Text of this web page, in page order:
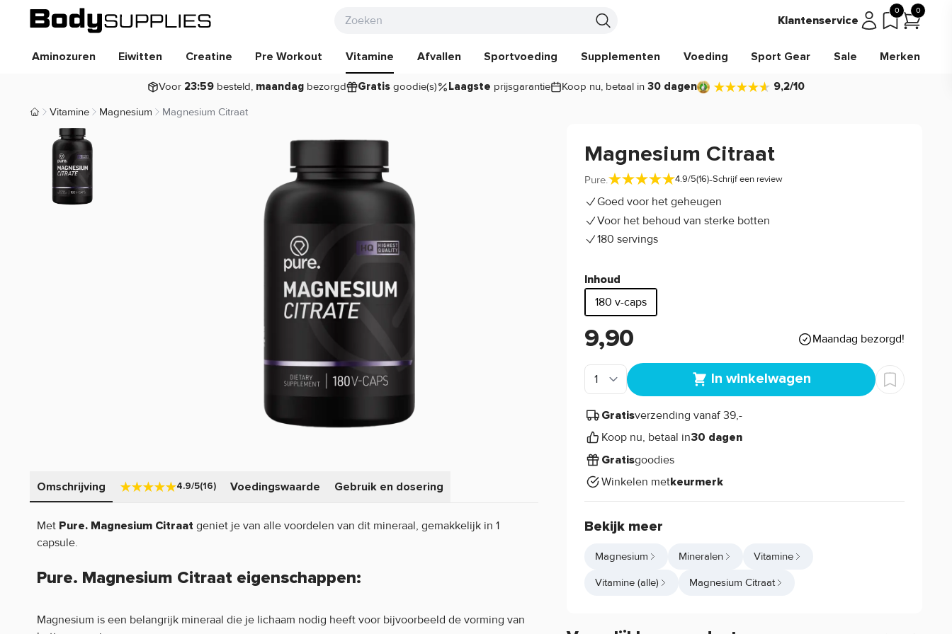
Klantenservice
0 0
Aminozuren Eiwitten Creatine Pre Workout Vitamine Afvallen Sportvoeding Supplementen Voeding Sport Gear Sale Merken
Voor 23:59 besteld, maandag bezorgd Gratis goodie(s) Laagste prijsgarantie Koop nu, betaal in 30 dagen 9,2/10
Body Supplies | Sportvoeding en Supplementen
Vitamine Magnesium Magnesium Citraat
Magnesium Citraat
Pure. 4.9/5(16)-Schrijf een review
Goed voor het geheugen
Voor het behoud van sterke botten
180 servings
Inhoud
180 v-caps
9,90 Maandag bezorgd!
In winkelwagen
Gratisverzending vanaf 39,-
Koop nu, betaal in30 dagen
Gratisgoodies
Winkelen metkeurmerk
Bekijk meer
Magnesium Mineralen Vitamine
Vitamine (alle) Magnesium Citraat
Omschrijving 4.9/5(16) Voedingswaarde Gebruik en dosering
Met Pure. Magnesium Citraat geniet je van alle voordelen van dit mineraal, gemakkelijk in 1
capsule.
Pure. Magnesium Citraat eigenschappen:
Magnesium is een belangrijk mineraal die je lichaam nodig heeft voor bijvoorbeeld de vorming van